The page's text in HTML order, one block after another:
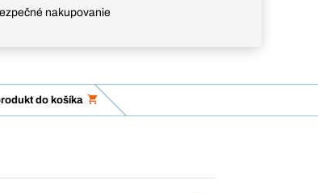
nakupovanie
do košíka